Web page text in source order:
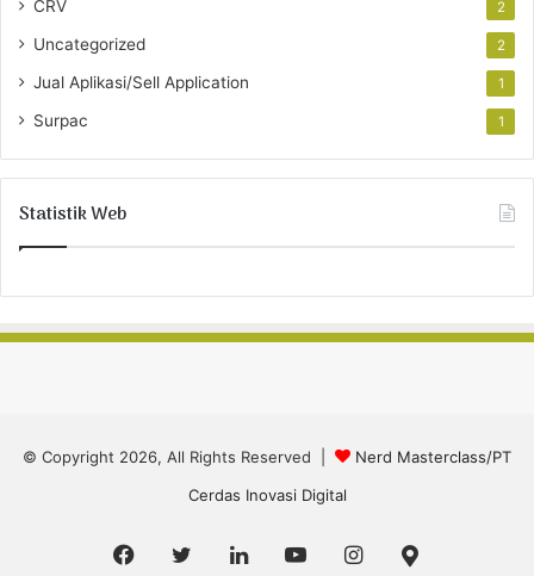
CRV 2
Uncategorized 2
Jual Aplikasi/Sell Application 1
Surpac 1
Statistik Web
© Copyright 2026, All Rights Reserved |
Nerd Masterclass/PT
Cerdas Inovasi Digital
Facebook
TwitterLinkedInYouTubeInstagram